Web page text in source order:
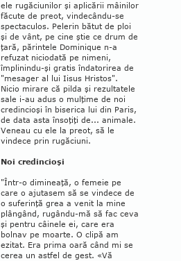
ele rugăciunilor şi aplicării mâi­nilor
făcute de preot, vin­decându-se
specta­culos. Pelerin bătut de ploi
şi de vânt, pe cine ştie ce drum de
ţară, părintele Do­minique n-a
refuzat nicio­dată pe nimeni,
împlinindu-şi gratis îndatorirea de
"me­sager al lui Iisus Hristos".
Nicio mirare că pilda şi re­zultatele
sale i-au adus o mulţime de noi
cre­dincioşi în biserica lui din Paris,
de data asta însoţiţi de... animale.
Veneau cu ele la preot, să le
vindece prin rugăciuni.
Noi credincioşi
"Într-o dimineaţă, o femeie pe
care o ajutasem să se vindece de
o su­ferinţă grea a venit la mi­ne
plângând, rugân­du-mă să fac ceva
şi pentru câi­nele ei, care era
bolnav pe moarte. O clipă am
ezitat. Era prima oară când mi se
cerea un astfel de gest. «Vă